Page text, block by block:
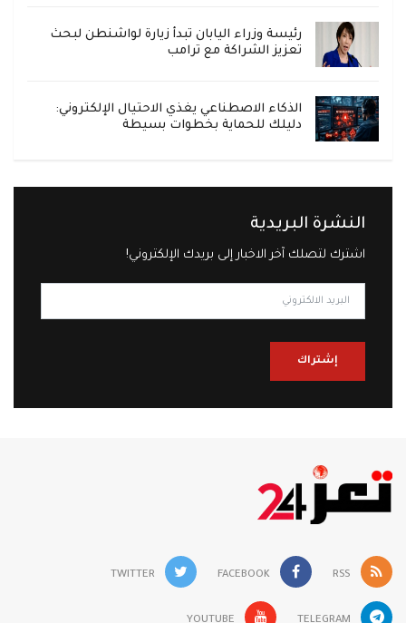
رئيسة وزراء اليابان تبدأ زيارة لواشنطن لبحث
تعزيز الشراكة مع ترامب
الذكاء الاصطناعي يغذي الاحتيال الإلكتروني:
دليلك للحماية بخطوات بسيطة
النشرة البريدية
اشترك لتصلك آخر الاخبار إلى بريدك الإلكتروني!
إشتراك
RSS
FACEBOOK
TWITTER
TELEGRAM
YOUTUBE